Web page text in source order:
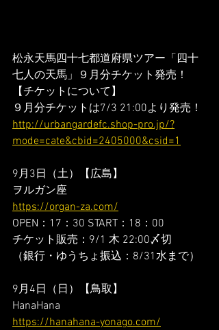
松永天馬四十七都道府県ツアー「四十
七人の天馬」９月分チケット発売！
【チケットについて】
９月分チケットは7/3 21:00より発売！
http://urbangardefc.shop-pro.jp/?
mode=cate&cbid=2405000&csid=1
9月3日（土）【広島】
ヲルガン座
https://organ-za.com/
OPEN：17：30 START：18：00
チケット販売：9/1 木 22:00〆切
（銀行・ゆうちょ振込：8/31水まで）
9月4日（日）【鳥取】
HanaHana
https://hanahana-yonago.com/